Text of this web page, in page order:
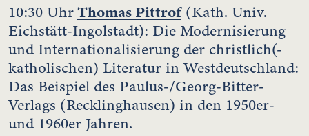
10:30 UhrThomas Pittrof(Kath. Univ.
Eichstätt-Ingolstadt): Die Modernisierung
und Internationalisierung der christlich(-
katholischen) Literatur in Westdeutschland:
Das Beispiel des Paulus-/Georg-Bitter-
Verlags (Recklinghausen) in den 1950er-
und 1960er Jahren.